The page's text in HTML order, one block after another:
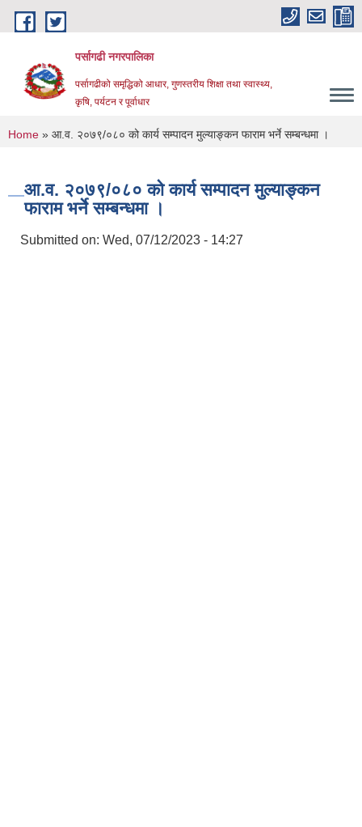
Skip to main content
पर्सागढी नगरपालिका
पर्सागढीको समृद्धिको आधार, गुणस्तरीय शिक्षा तथा स्वास्थ्य,
कृषि, पर्यटन र पूर्वाधार
You are here
Home » आ.व. २०७९/०८० को कार्य सम्पादन मुल्याङ्कन फाराम भर्ने सम्बन्धमा ।
आ.व. २०७९/०८० को कार्य सम्पादन मुल्याङ्कन
फाराम भर्ने सम्बन्धमा ।
Submitted on: Wed, 07/12/2023 - 14:27